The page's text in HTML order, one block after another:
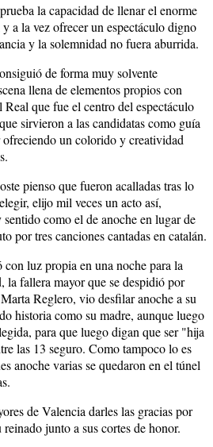
la capacidad de llenar el enorme
a la vez ofrecer un espectáculo digno
y la solemnidad no fuera aburrida.
de forma muy solvente
llena de elementos propios con
que fue el centro del espectáculo
sirvieron a las candidatas como guía
un colorido y creatividad
pienso que fueron acalladas tras lo
elijo mil veces un acto así,
como el de anoche en lugar de
por tres canciones cantadas en catalán.
luz propia en una noche para la
la fallera mayor que se despidió por
Reglero, vio desfilar anoche a su
historia como su madre, aunque luego
para que luego digan que ser "hija
las 13 seguro. Como tampoco lo es
anoche varias se quedaron en el túnel
de Valencia darles las gracias por
junto a sus cortes de honor.